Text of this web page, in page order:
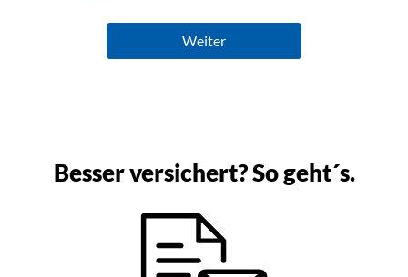
Besser versichert? So geht´s.